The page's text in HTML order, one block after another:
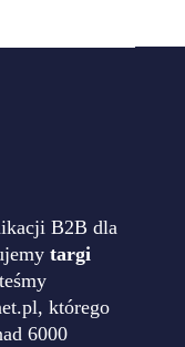
B2B dla
targi
którego
6000